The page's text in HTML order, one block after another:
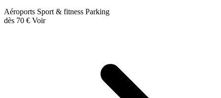
Aéroports Sport & fitness Parking
dès 70 € Voir